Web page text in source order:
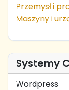
Przemysł i
Maszyny i
Systemy
Wordpress